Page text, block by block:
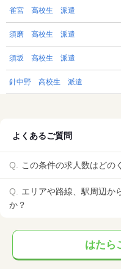
雀宮 高校生 派遣
須磨 高校生 派遣
須坂 高校生 派遣
針中野 高校生 派遣
よくあるご質問
この条件の求人数はどの
エリアや路線、駅周辺か
か？
はたら